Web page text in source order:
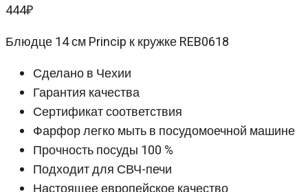
444₽
Блюдце 14 см Princip к кружке REB0618
Сделано в Чехии
Гарантия качества
Сертификат соответствия
Фарфор легко мыть в посудомоечной машине
Прочность посуды 100 %
Подходит для СВЧ-печи